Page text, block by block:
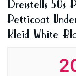
Dresstells 50s
Petticoat
Kleid White